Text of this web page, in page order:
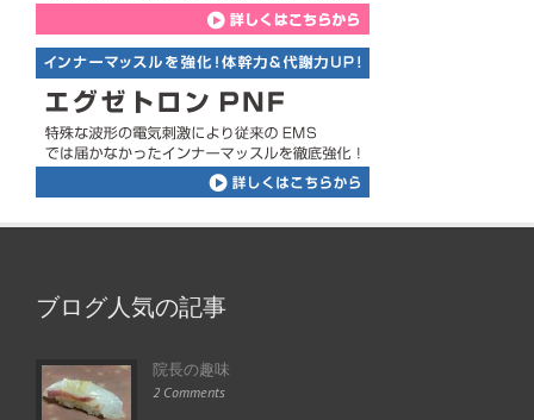
ブログ人気の記事
院長の趣味
2 Comments